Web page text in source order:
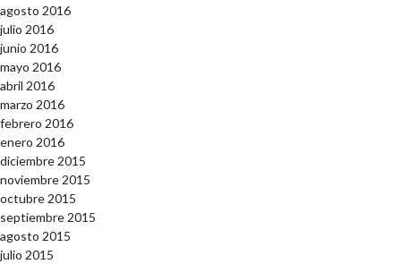
agosto 2016
julio 2016
junio 2016
mayo 2016
abril 2016
marzo 2016
febrero 2016
enero 2016
diciembre 2015
noviembre 2015
octubre 2015
septiembre 2015
agosto 2015
julio 2015